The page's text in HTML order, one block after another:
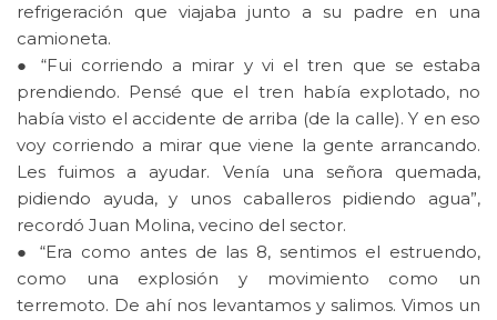
refrigeración que viajaba junto a su padre en una
camioneta.
● “Fui corriendo a mirar y vi el tren que se estaba
prendiendo. Pensé que el tren había explotado, no
había visto el accidente de arriba (de la calle). Y en eso
voy corriendo a mirar que viene la gente arrancando.
Les fuimos a ayudar. Venía una señora quemada,
pidiendo ayuda, y unos caballeros pidiendo agua”,
recordó Juan Molina, vecino del sector.
● “Era como antes de las 8, sentimos el estruendo,
como una explosión y movimiento como un
terremoto. De ahí nos levantamos y salimos. Vimos un